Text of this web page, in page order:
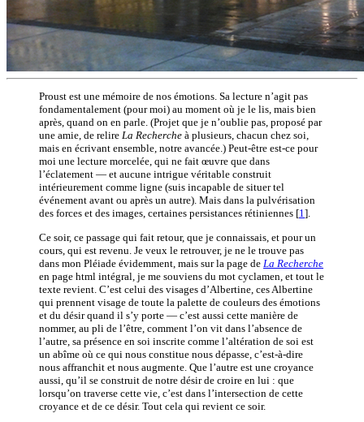
Proust est une mémoire de nos émotions. Sa lecture n’agit pas
fondamentalement (pour moi) au moment où je le lis, mais bien
après, quand on en parle. (Projet que je n’oublie pas, proposé par
une amie, de relire La Recherche à plusieurs, chacun chez soi,
mais en écrivant ensemble, notre avancée.) Peut-être est-ce pour
moi une lecture morcelée, qui ne fait œuvre que dans
l’éclatement — et aucune intrigue véritable construit
intérieurement comme ligne (suis incapable de situer tel
événement avant ou après un autre). Mais dans la pulvérisation
des forces et des images, certaines persistances rétiniennes [1].
Ce soir, ce passage qui fait retour, que je connaissais, et pour un
cours, qui est revenu. Je veux le retrouver, je ne le trouve pas
dans mon Pléiade évidemment, mais sur la page de La Recherche
en page html intégral, je me souviens du mot cyclamen, et tout le
texte revient. C’est celui des visages d’Albertine, ces Albertine
qui prennent visage de toute la palette de couleurs des émotions
et du désir quand il s’y porte — c’est aussi cette manière de
nommer, au pli de l’être, comment l’on vit dans l’absence de
l’autre, sa présence en soi inscrite comme l’altération de soi est
un abîme où ce qui nous constitue nous dépasse, c’est-à-dire
nous affranchit et nous augmente. Que l’autre est une croyance
aussi, qu’il se construit de notre désir de croire en lui : que
lorsqu’on traverse cette vie, c’est dans l’intersection de cette
croyance et de ce désir. Tout cela qui revient ce soir.